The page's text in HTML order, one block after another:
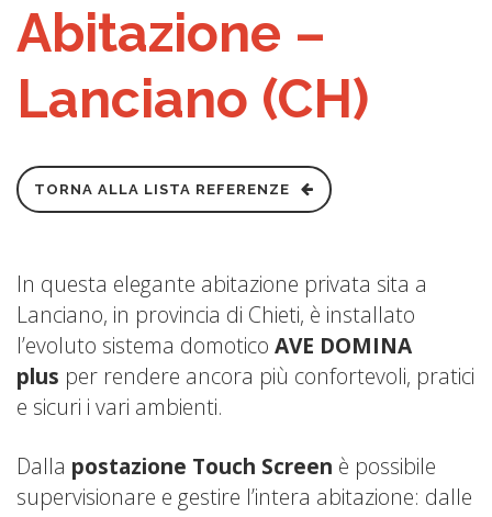
Abitazione –
Lanciano (CH)
TORNA ALLA LISTA REFERENZE
In questa elegante abitazione privata sita a
Lanciano, in provincia di Chieti, è installato
l’evoluto sistema domotico AVE DOMINA
plus per rendere ancora più confortevoli, pratici
e sicuri i vari ambienti.
Dalla postazione Touch Screen è possibile
supervisionare e gestire l’intera abitazione: dalle